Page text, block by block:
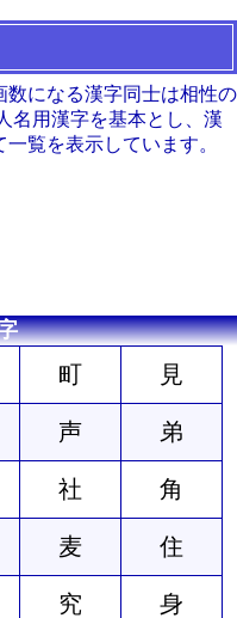
になる漢字同士は相性の
名用漢字を基本とし、漢
覧を表示しています。
町 見
声 弟
社 角
麦 住
究 身